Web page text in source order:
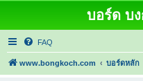
บอร์ด บ
FAQ
www.bongkoch.com บอร์ดหลัก